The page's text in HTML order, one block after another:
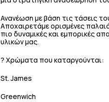
Ανανέωση με βάση τις τάσεις
Αποχαιρετάμε ορισμένες
πιο δυναμικές και εμπορικές
υλικών μας.
? Χρώματα που καταργούνται:
St. James
Greenwich